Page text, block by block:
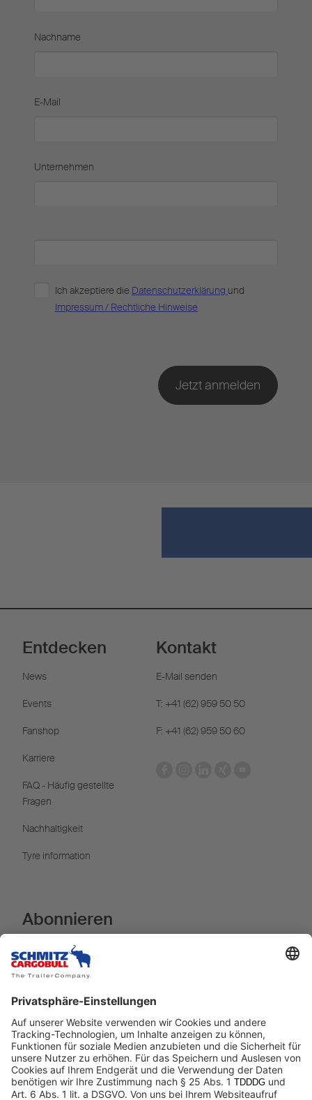
Nachname
E-Mail
Unternehmen
Ich akzeptiere die Datenschutzerklärung und
Impressum / Rechtliche Hinweise
Entdecken
News
Events
Fanshop
Karriere
FAQ - Häufig gestellte
Fragen
Nachhaltigkeit
Tyre information
Kontakt
E-Mail senden
T: +41 (62) 959 50 50
F: +41 (62) 959 50 60
Abonnieren